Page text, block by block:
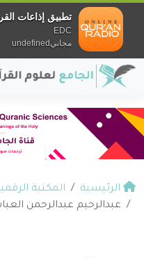
الرئيسية المكتبة
عبدالرحيم عبدالرحمن
تطبيق إذاعات
EDC
مجانيundefined